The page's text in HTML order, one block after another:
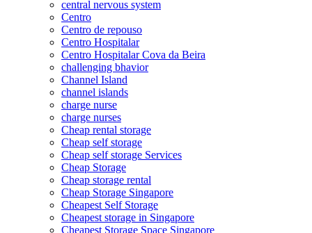
central nervous system
Centro
Centro de repouso
Centro Hospitalar
Centro Hospitalar Cova da Beira
challenging bhavior
Channel Island
channel islands
charge nurse
charge nurses
Cheap rental storage
Cheap self storage
Cheap self storage Services
Cheap Storage
Cheap storage rental
Cheap Storage Singapore
Cheapest Self Storage
Cheapest storage in Singapore
Cheapest Storage Space Singapore